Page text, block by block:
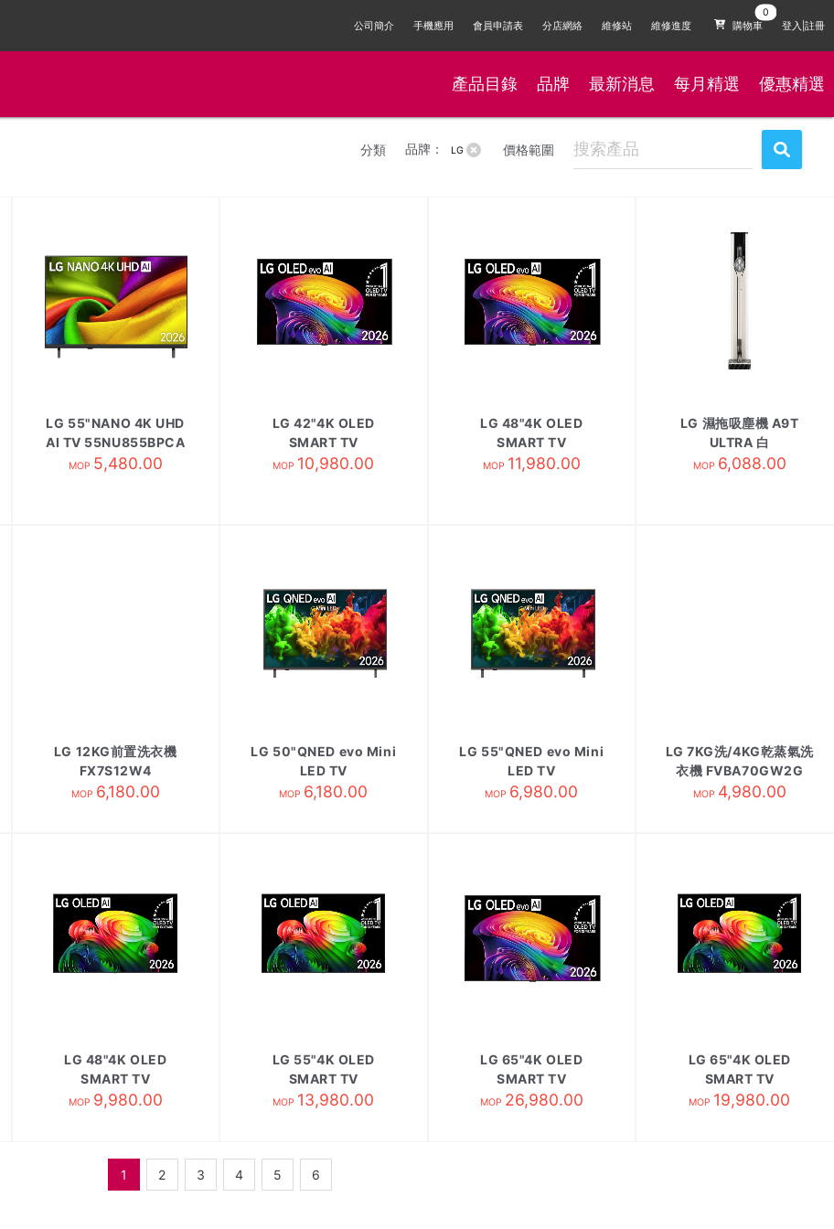
公司簡介 手機應用 會員申請表 分店網絡 維修站 維修進度 購物車 登入|註冊
產品目錄 品牌 最新消息 每月精選 優惠精選
分類 品牌： LG 價格範圍
LG 55"NANO 4K UHD
AI TV 55NU855BPCA
MOP 5,480.00
LG 42"4K OLED
SMART TV
OLED42C6PCA
MOP 10,980.00
LG 48"4K OLED
SMART TV
OLED48C6PCA
MOP 11,980.00
LG 濕拖吸塵機 A9T
ULTRA 白
MOP 6,088.00
LG 12KG前置洗衣機
FX7S12W4
MOP 6,180.00
LG 50"QNED evo Mini
LED TV
50QNED80BCA
MOP 6,180.00
LG 55"QNED evo Mini
LED TV
55QNED80BCA
MOP 6,980.00
LG 7KG洗/4KG乾蒸氣洗
衣機 FVBA70GW2G
MOP 4,980.00
LG 48"4K OLED
SMART TV
OLED48B6PCA
MOP 9,980.00
LG 55"4K OLED
SMART TV
OLED55B6PCA
MOP 13,980.00
LG 65"4K OLED
SMART TV
OLED65C6PCA
MOP 26,980.00
LG 65"4K OLED
SMART TV
OLED65B6PCA
MOP 19,980.00
1 2 3 4 5 6